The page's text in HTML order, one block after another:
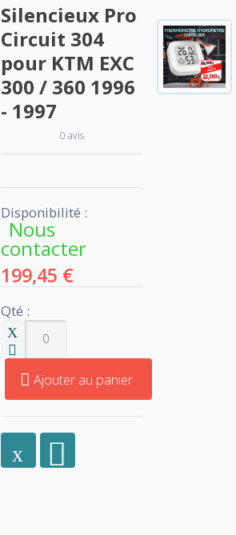
Silencieux Pro
Circuit 304
pour KTM EXC
300 / 360 1996
- 1997
0 avis
Disponibilité :
Nous
contacter
199,45 €
Qté :
Ajouter au panier